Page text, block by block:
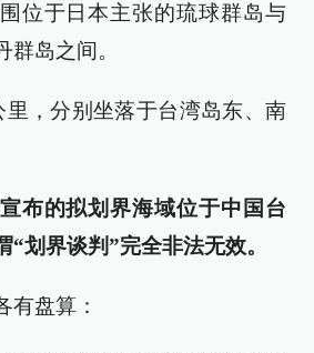
位于日本主张的琉球群岛与
群岛之间。
里，分别坐落于台湾岛东、南
宣布的拟划界海域位于中国台
“划界谈判”完全非法无效。
有盘算：